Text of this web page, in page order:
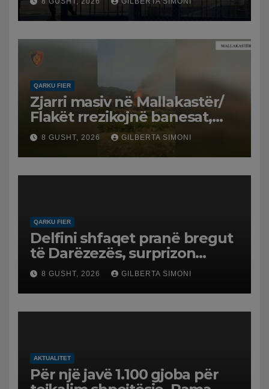
QARKU FIER
Zjarri masiv në Mallakastër/
Flakët rrezikojnë banesat,
Policia evakuon disa familje
në Koilac
8 GUSHT, 2026 GILBERTA SIMONI
QARKU FIER
Delfini shfaqet pranë bregut
të Darëzezës, surprizon
pushuesit dhe banorët
8 GUSHT, 2026 GILBERTA SIMONI
AKTUALITET
Për një javë 1.100 gjoba për